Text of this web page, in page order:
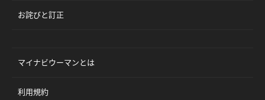
お詫びと訂正
マイナビウーマンとは
利用規約